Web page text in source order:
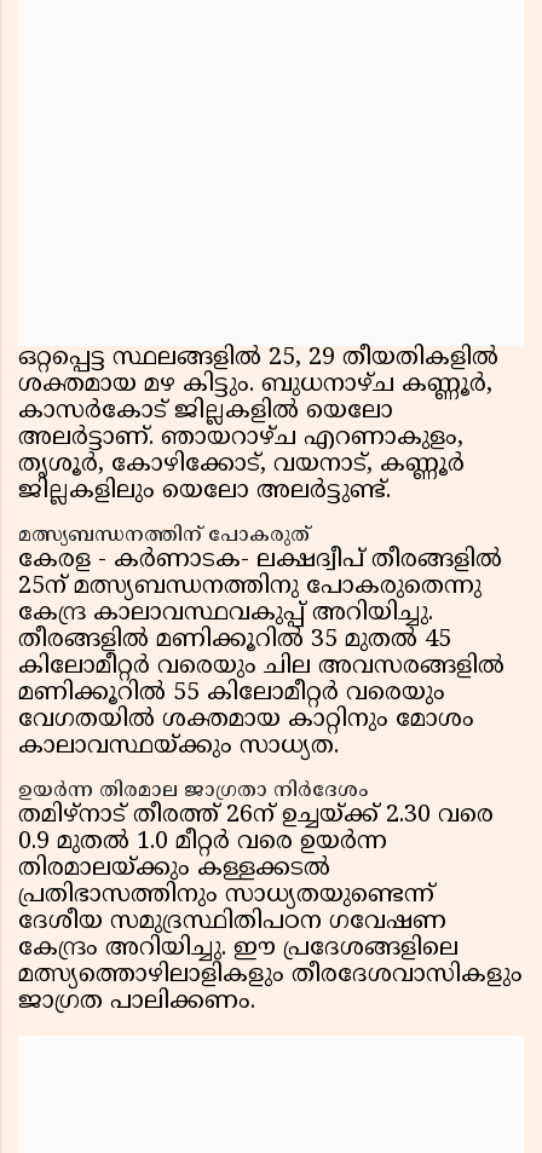
ഒറ്റപ്പെട്ട സ്ഥലങ്ങളില്‍ 25, 29 തീയതികളില്‍
ശക്തമായ മഴ കിട്ടും. ബുധനാഴ്ച കണ്ണൂര്‍,
കാസര്‍കോട് ജില്ലകളില്‍ യെലോ
അലര്‍ട്ടാണ്. ഞായറാഴ്ച എറണാകുളം,
തൃശൂര്‍, കോഴിക്കോട്, വയനാട്, കണ്ണൂര്‍
ജില്ലകളിലും യെലോ അലര്‍ട്ടുണ്ട്.
മത്സ്യബന്ധനത്തിന് പോകരുത്
കേരള - കര്‍ണാടക- ലക്ഷദ്വീപ് തീരങ്ങളില്‍
25ന് മത്സ്യബന്ധനത്തിനു പോകരുതെന്നു
കേന്ദ്ര കാലാവസ്ഥവകുപ്പ് അറിയിച്ചു.
തീരങ്ങളില്‍ മണിക്കൂറില്‍ 35 മുതല്‍ 45
കിലോമീറ്റര്‍ വരെയും ചില അവസരങ്ങളില്‍
മണിക്കൂറില്‍ 55 കിലോമീറ്റര്‍ വരെയും
വേഗതയില്‍ ശക്തമായ കാറ്റിനും മോശം
കാലാവസ്ഥയ്ക്കും സാധ്യത.
ഉയര്‍ന്ന തിരമാല ജാഗ്രതാ നിര്‍ദേശം
തമിഴ്നാട് തീരത്ത് 26ന് ഉച്ചയ്ക്ക് 2.30 വരെ
0.9 മുതല്‍ 1.0 മീറ്റര്‍ വരെ ഉയര്‍ന്ന
തിരമാലയ്ക്കും കള്ളക്കടല്‍
പ്രതിഭാസത്തിനും സാധ്യതയുണ്ടെന്ന്
ദേശീയ സമുദ്രസ്ഥിതിപഠന ഗവേഷണ
കേന്ദ്രം അറിയിച്ചു. ഈ പ്രദേശങ്ങളിലെ
മത്സ്യത്തൊഴിലാളികളും തീരദേശവാസികളും
ജാഗ്രത പാലിക്കണം.